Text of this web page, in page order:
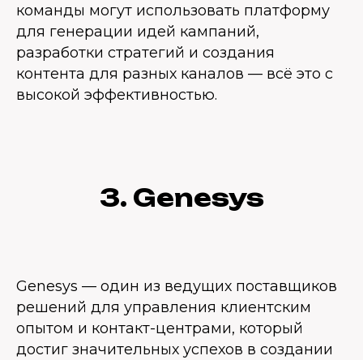
команды могут использовать платформу
для генерации идей кампаний,
разработки стратегий и создания
контента для разных каналов — всё это с
высокой эффективностью.
3. Genesys
Genesys — один из ведущих поставщиков
решений для управления клиентским
опытом и контакт-центрами, который
достиг значительных успехов в создании